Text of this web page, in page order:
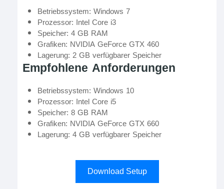
Betriebssystem: Windows 7
Prozessor: Intel Core i3
Speicher: 4 GB RAM
Grafiken: NVIDIA GeForce GTX 460
Lagerung: 2 GB verfügbarer Speicher
Empfohlene Anforderungen
Betriebssystem: Windows 10
Prozessor: Intel Core i5
Speicher: 8 GB RAM
Grafiken: NVIDIA GeForce GTX 660
Lagerung: 4 GB verfügbarer Speicher
Download Setup